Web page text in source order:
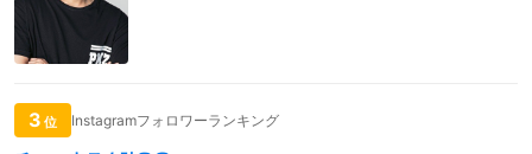
3 位 Instagramフォロワーランキング